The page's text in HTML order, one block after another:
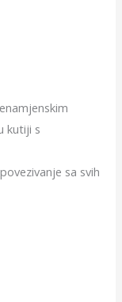
kutiji s
sa svih